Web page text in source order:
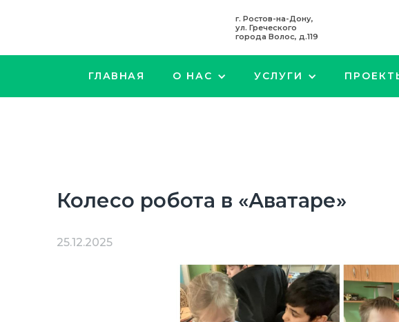
г. Ростов-на-Дону,
ул. Греческого
города Волос, д.119
ГЛАВНАЯ О НАС УСЛУГИ
Колесо робота в «Аватаре»
25.12.2025